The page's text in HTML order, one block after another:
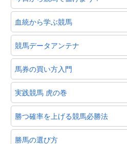
血統から学ぶ競馬
競馬データアンテナ
馬券の買い方入門
実践競馬 虎の巻
勝つ確率を上げる競馬必勝法
勝馬の選び方